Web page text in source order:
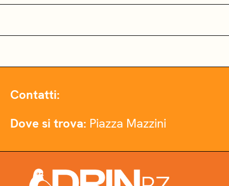
Contatti:
Dove si trova: Piazza Mazzini